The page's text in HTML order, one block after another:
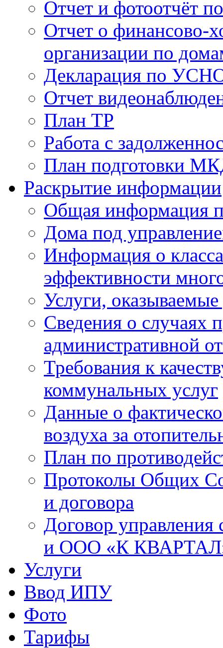
Отчет и фотоотчёт
Отчет о финансово-
организации по
Декларация по
Отчет
План ТР
Работа с
План подготовки
Раскрытие информации
Общая информация
Дома под
Информация о
эффективности
Услуги,
Сведения о случаях
административной
Требования к
коммунальных услуг
Данные о
воздуха за
План по
Протоколы Общих
и договора
Договор управления
и ООО «К
Услуги
Ввод ИПУ
Фото
Тарифы